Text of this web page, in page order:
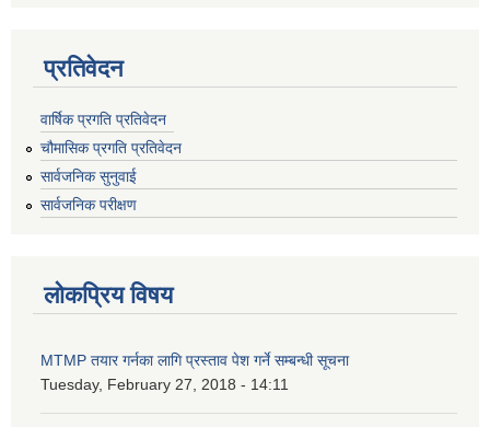
प्रतिवेदन
वार्षिक प्रगति प्रतिवेदन
चौमासिक प्रगति प्रतिवेदन
सार्वजनिक सुनुवाई
सार्वजनिक परीक्षण
लोकप्रिय विषय
MTMP तयार गर्नका लागि प्रस्ताव पेश गर्ने सम्बन्धी सूचना
Tuesday, February 27, 2018 - 14:11